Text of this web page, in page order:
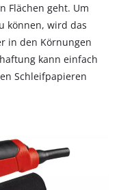
Flächen geht. Um
können, wird das
in den Körnungen
kann einfach
Schleifpapieren